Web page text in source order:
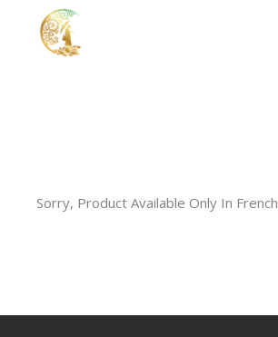
Sorry, Product Available Only In French